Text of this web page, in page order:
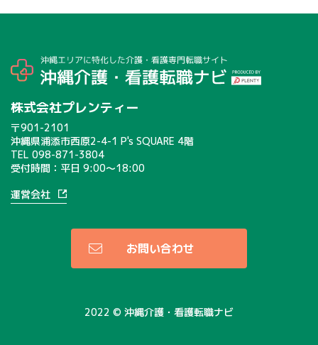
株式会社プレンティー
〒901-2101
沖縄県浦添市西原2-4-1 P's SQUARE 4階
TEL 098-871-3804
受付時間：平日 9:00〜18:00
運営会社
お問い合わせ
2022 © 沖縄介護・看護転職ナビ